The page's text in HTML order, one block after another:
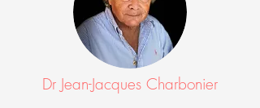
Dr Jean-Jacques Charbonier